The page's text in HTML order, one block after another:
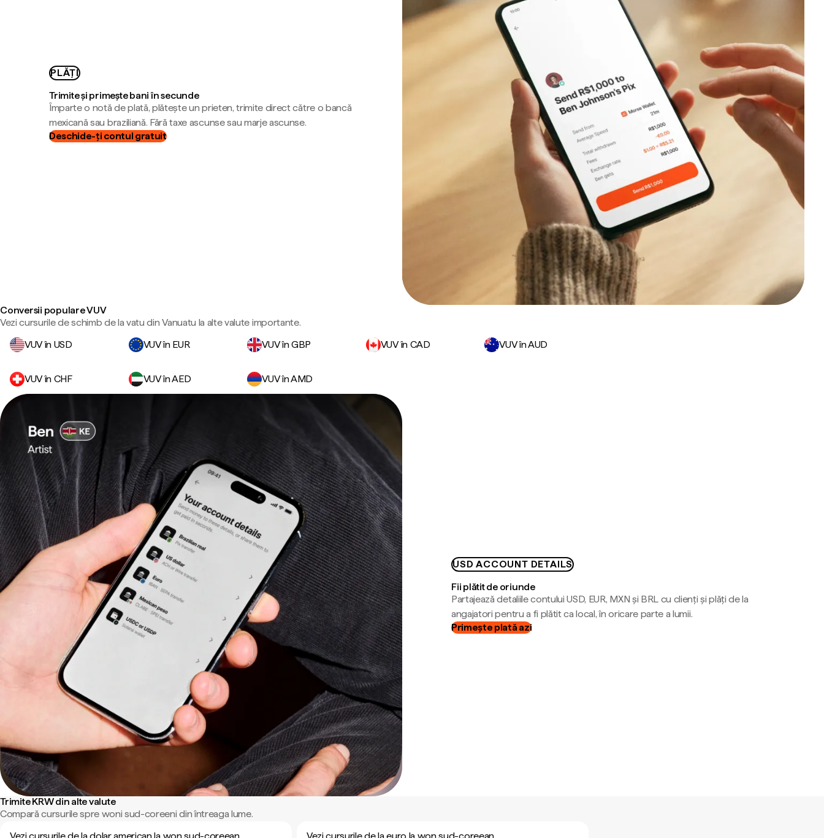
PLĂȚI
Trimite și primește bani în secunde
Împarte o notă de plată, plătește un prieten, trimite direct către o bancă
mexicană sau braziliană. Fără taxe ascunse sau marje ascunse.
Deschide-ți contul gratuit
Conversii populare VUV
Vezi cursurile de schimb de la vatu din Vanuatu la alte valute importante.
VUV în USD
VUV în EUR VUV în GBP VUV în CAD VUV în AUD
VUV în CHF VUV în AED VUV în AMD
USD ACCOUNT DETAILS
Fii plătit de oriunde
Partajează detaliile contului USD, EUR, MXN și BRL cu clienți și plăți de la
angajatori pentru a fi plătit ca local, în oricare parte a lumii.
Primește plată azi
Trimite KRW din alte valute
Compară cursurile spre woni sud-coreeni din întreaga lume.